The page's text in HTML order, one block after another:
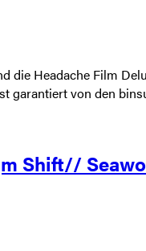
die Headache Film
garantiert von den
Shift//